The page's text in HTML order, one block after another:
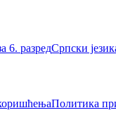
6. разредСрпски
Политика